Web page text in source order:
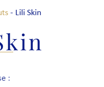
- Lili Skin
: